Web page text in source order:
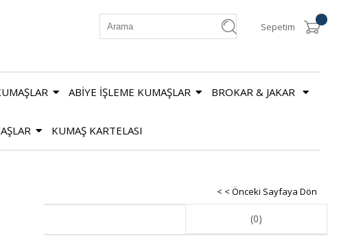
Sepetim
ABİYE İŞLEME KUMAŞLAR BROKAR & JAKAR
KUMAŞ KARTELASI
< < Önceki Sayfaya Dön
(0)